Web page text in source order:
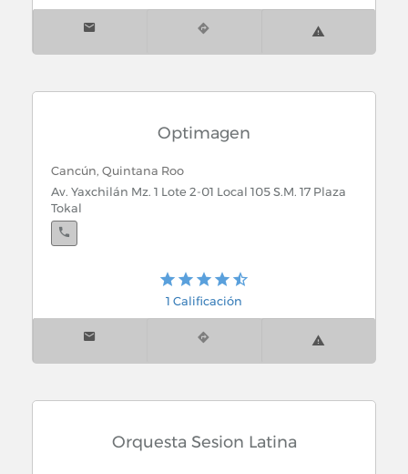
Optimagen
Cancún, Quintana Roo
Av. Yaxchilán Mz. 1 Lote 2-01 Local 105 S.M. 17 Plaza
Tokal
1 Calificación
Orquesta Sesion Latina